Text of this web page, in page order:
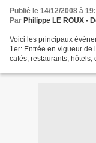
Publié le 14/12/2008 à
Par Philippe LE ROUX -
Voici les principaux
1er: Entrée en vigueur de
cafés, restaurants, hôtels,